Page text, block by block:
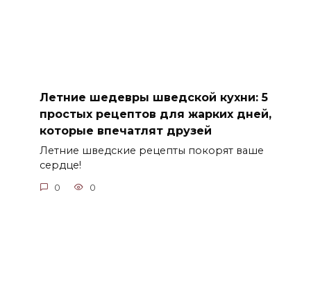
Летние шедевры шведской кухни: 5
простых рецептов для жарких дней,
которые впечатлят друзей
Летние шведские рецепты покорят ваше
сердце!
0 0